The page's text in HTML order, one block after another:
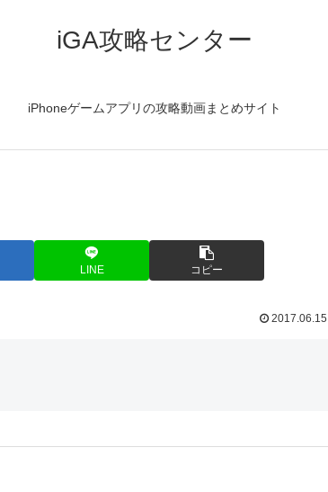
iGA攻略センター
iPhoneゲームアプリの攻略動画まとめサイト
LINE コピー
2017.06.15